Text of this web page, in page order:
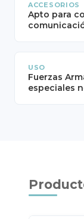
ACCESORIOS
Apto para
USO
Fuerzas
especiales